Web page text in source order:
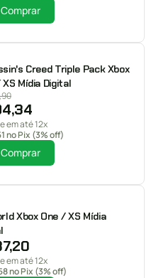
Comprar
Creed Triple Pack Xbox
Mídia Digital
em até 12x
no Pix (3% off)
Comprar
Xbox One / XS Mídia
em até 12x
no Pix (3% off)